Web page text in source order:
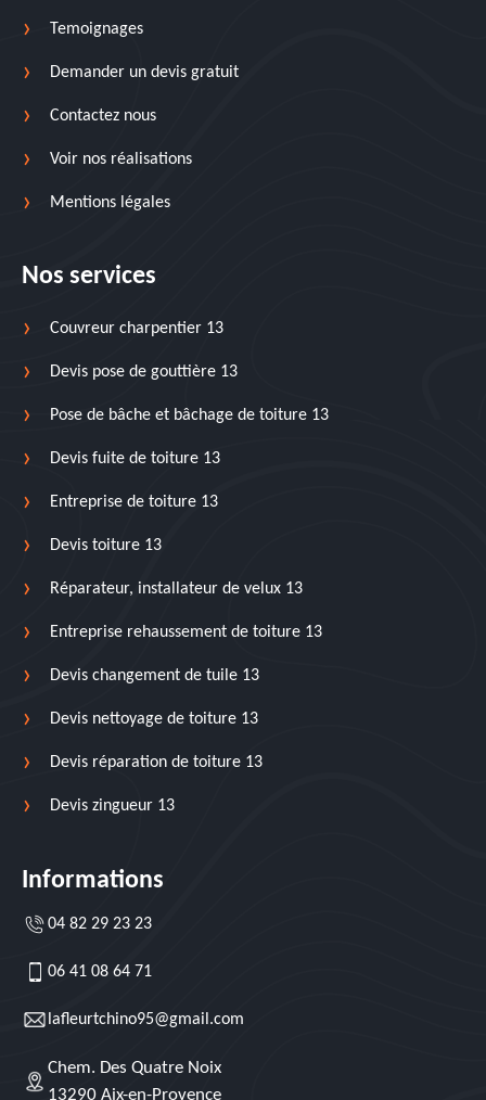
Temoignages
Demander un devis gratuit
Contactez nous
Voir nos réalisations
Mentions légales
Nos services
Couvreur charpentier 13
Devis pose de gouttière 13
Pose de bâche et bâchage de toiture 13
Devis fuite de toiture 13
Entreprise de toiture 13
Devis toiture 13
Réparateur, installateur de velux 13
Entreprise rehaussement de toiture 13
Devis changement de tuile 13
Devis nettoyage de toiture 13
Devis réparation de toiture 13
Devis zingueur 13
Informations
04 82 29 23 23
06 41 08 64 71
lafleurtchino95@gmail.com
Chem. Des Quatre Noix
13290 Aix-en-Provence